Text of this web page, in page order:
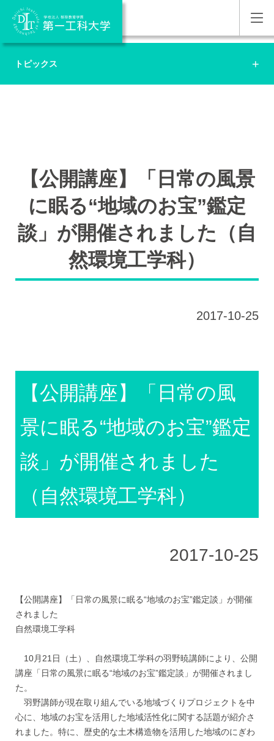
トピックス
【公開講座】「日常の風景
に眠る“地域のお宝”鑑定
談」が開催されました（自
然環境工学科）
2017-10-25
【公開講座】「日常の風
景に眠る“地域のお宝”鑑定
談」が開催されました
（自然環境工学科）
2017-10-25
【公開講座】「日常の風景に眠る“地域のお宝”鑑定談」が開催
されました
自然環境工学科
10月21日（土）、自然環境工学科の羽野暁講師により、公開
講座「日常の風景に眠る“地域のお宝”鑑定談」が開催されまし
た。
羽野講師が現在取り組んでいる地域づくりプロジェクトを中
心に、地域のお宝を活用した地域活性化に関する話題が紹介さ
れました。特に、歴史的な土木構造物を活用した地域のにぎわ